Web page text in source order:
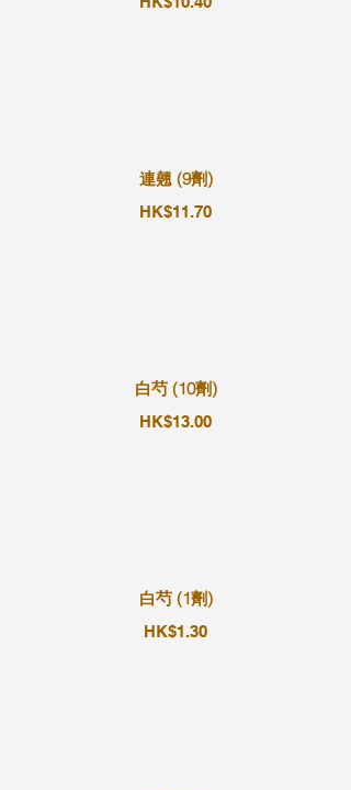
連翹 (9劑)
HK$11.70
白芍 (10劑)
HK$13.00
白芍 (1劑)
HK$1.30